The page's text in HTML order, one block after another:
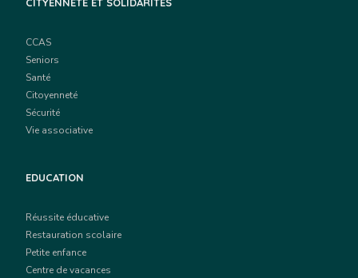
CCAS
Seniors
Santé
Citoyenneté
Sécurité
Vie associative
EDUCATION
Réussite éducative
Restauration scolaire
Petite enfance
Centre de vacances